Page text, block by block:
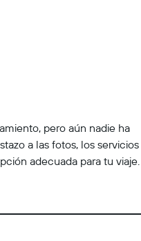
pero aún nadie ha
a las fotos, los servicios
adecuada para tu viaje.